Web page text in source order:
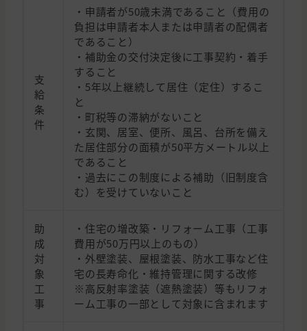
支
給
条
件
・申請者が50歳未満であること（費用の
負担は申請者本人または申請者の配偶者
であること）
・補助金の交付決定後に工事契約・着手
すること
・5年以上継続して居住（定住）するこ
と
・町税等の滞納がないこと
・玄関、居室、便所、風呂、台所を備え
た居住部分の面積が50平方メートル以上
であること
・過去にこの制度による補助（旧制度含
む）を受けていないこと
助
成
対
象
工
事
・住宅の増改築・リフォーム工事（工事
費用が50万円以上のもの）
・外壁塗装、屋根塗装、防水工事など住
宅の長寿命化・維持管理に関する改修
※高反射率塗装（遮熱塗装）等もリフォ
ーム工事の一部として対象に含まれます